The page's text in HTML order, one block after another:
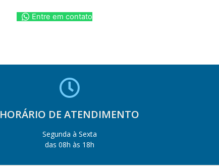
Entre em contato
HORÁRIO DE ATENDIMENTO
Segunda à Sexta
das 08h às 18h